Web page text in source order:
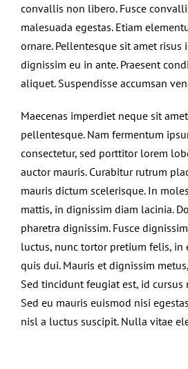
convallis non libero. Fusce
malesuada egestas. Etiam
ornare. Pellentesque sit amet
dignissim eu in ante. Praesent
aliquet. Suspendisse accumsan
Maecenas imperdiet neque sit
pellentesque. Nam fermentum
consectetur, sed porttitor lorem
auctor mauris. Curabitur rutrum
mauris dictum scelerisque. In
mattis, in dignissim diam lacinia.
pharetra dignissim. Fusce
luctus, nunc tortor pretium felis, in
quis dui. Mauris et dignissim
Sed tincidunt feugiat est, id
Sed eu mauris euismod nisi
nisl a luctus suscipit. Nulla vitae